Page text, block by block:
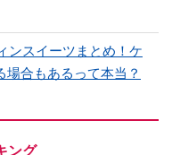
ンスイーツまとめ！ケ
合もあるって本当？